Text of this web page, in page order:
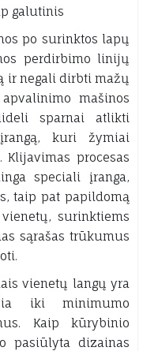
galutinis
po surinktos lapų
perdirbimo linijų
ir negali dirbti mažų
mašinos
sparnai atlikti
kuri žymiai
procesas
speciali įranga,
taip pat papildomą
surinktiems
sąrašas trūkumus
vienetų langų yra
iki minimumo
Kaip kūrybinio
pasiūlyta dizainas